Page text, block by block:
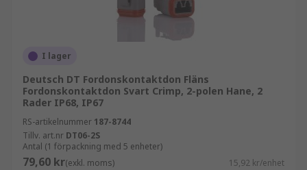
I lager
Deutsch DT Fordonskontaktdon Fläns
Fordonskontaktdon Svart Crimp, 2-polen Hane, 2
Rader IP68, IP67
RS-artikelnummer 187-8744
Tillv. art.nr DT06-2S
Antal (1 förpackning med 5 enheter)
79,60 kr(exkl. moms) 15,92 kr/enhet